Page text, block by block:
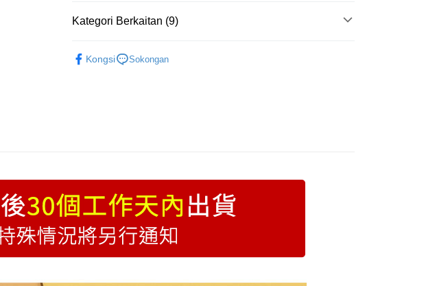
全家取貨付款
NT$9,999/pesanan
(未開放使用)萊爾富
Kategori Berkaitan (9)
特別推薦 除臭透氣系列
跟高快搜 低跟3cm以下
楦型快搜 圓頭鞋
Kongsi Sokongan